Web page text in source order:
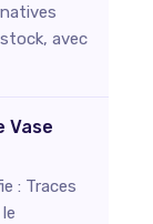
avec
Vase
: Traces